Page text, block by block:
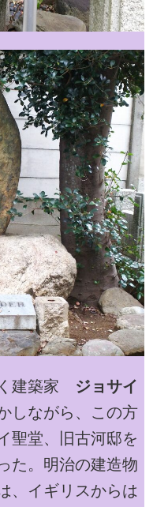
建築家 ジョサイ
しながら、この方
聖堂、旧古河邸を
た。明治の建造物
、イギリスからは